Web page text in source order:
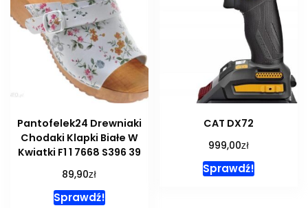
Pantofelek24 Drewniaki
Chodaki Klapki Białe W
Kwiatki F1 1 7668 S396 39
89,90zł
Sprawdź!
CAT DX72
999,00zł
Sprawdź!